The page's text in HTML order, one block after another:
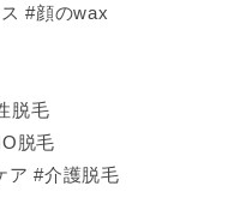
#顔のwax
脱毛
脱毛
ア #介護脱毛